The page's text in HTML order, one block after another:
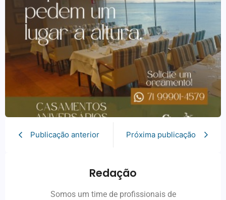
Publicação anterior Próxima publicação
Redação
Somos um time de profissionais de